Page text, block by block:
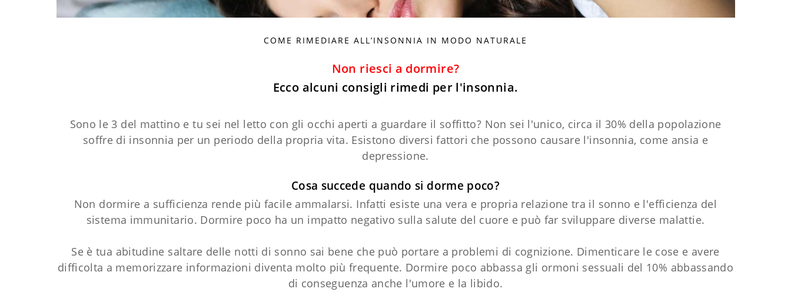
COME RIMEDIARE ALL’INSONNIA IN MODO NATURALE
Non riesci a dormire?
Ecco alcuni consigli rimedi per l'insonnia.
Sono le 3 del mattino e tu sei nel letto con gli occhi aperti a guardare il soffitto? Non sei l'unico, circa il 30% della popolazione
soffre di insonnia per un periodo della propria vita. Esistono diversi fattori che possono causare l'insonnia, come ansia e
depressione.
Cosa succede quando si dorme poco?
Non dormire a sufficienza rende più facile ammalarsi. Infatti esiste una vera e propria relazione tra il sonno e l'efficienza del
sistema immunitario. Dormire poco ha un impatto negativo sulla salute del cuore e può far sviluppare diverse malattie.
Se è tua abitudine saltare delle notti di sonno sai bene che può portare a problemi di cognizione. Dimenticare le cose e avere
difficolta a memorizzare informazioni diventa molto più frequente. Dormire poco abbassa gli ormoni sessuali del 10% abbassando
di conseguenza anche l'umore e la libido.